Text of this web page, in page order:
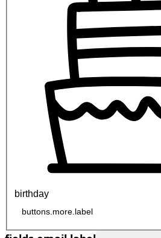
birthday
buttons.more.label